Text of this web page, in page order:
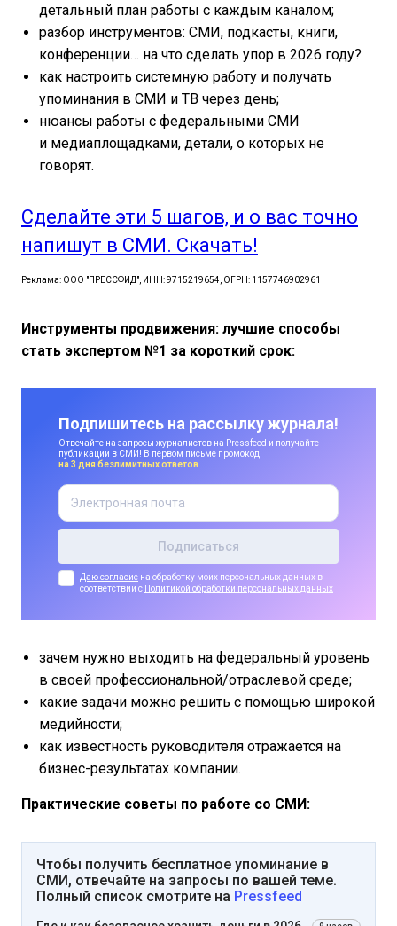
детальный план работы с каждым каналом;
разбор инструментов: СМИ, подкасты, книги,
конференции… на что сделать упор в 2026 году?
как настроить системную работу и получать
упоминания в СМИ и ТВ через день;
нюансы работы с федеральными СМИ
и медиаплощадками, детали, о которых не
говорят.
Сделайте эти 5 шагов, и о вас точно
напишут в СМИ. Скачать!
Реклама: ООО "ПРЕССФИД", ИНН: 9715219654, ОГРН: 1157746902961
Инструменты продвижения: лучшие способы
стать экспертом №1 за короткий срок:
Подпишитесь на рассылку журнала!
Отвечайте на запросы журналистов на Pressfeed и получайте
публикации в СМИ! В первом письме промокод
на 3 дня безлимитных ответов
Даю согласие на обработку моих персональных данных в
соответствии с Политикой обработки персональных данных
зачем нужно выходить на федеральный уровень
в своей профессиональной/отраслевой среде;
какие задачи можно решить с помощью широкой
медийности;
как известность руководителя отражается на
бизнес-результатах компании.
Практические советы по работе со СМИ:
Чтобы получить бесплатное упоминание в
СМИ, отвечайте на запросы по вашей теме.
Полный список смотрите на Pressfeed